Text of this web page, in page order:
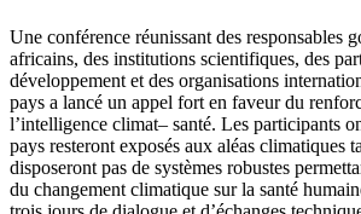
Une conférence réunissant des responsables
africains, des institutions scientifiques, des
développement et des organisations
pays a lancé un appel fort en faveur du
l’intelligence climat– santé. Les participants
pays resteront exposés aux aléas climatiques
disposeront pas de systèmes robustes
du changement climatique sur la santé